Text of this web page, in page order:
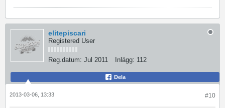
elitepiscari
Registered User
Reg.datum: Jul 2011 Inlägg: 112
Dela
#10
2013-03-06, 13:33